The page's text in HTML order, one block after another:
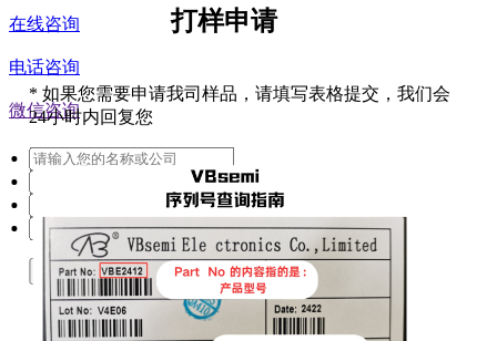
在线咨询
电话咨询
微信咨询
打样申请
* 如果您需要申请我司样品，请填写表格提交，我们会
24小时内回复您
提交